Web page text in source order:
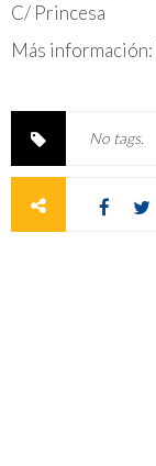
C/ Princesa
Más información:
No tags.